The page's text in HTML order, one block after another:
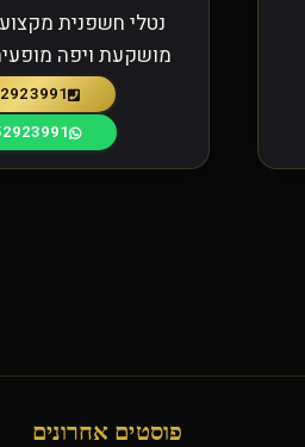
נטלי חשפנית
מושקעת ויפה
פוסטים אחרונים